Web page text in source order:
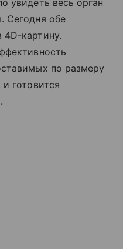
Сегодня обе
картину.
по размеру
готовится